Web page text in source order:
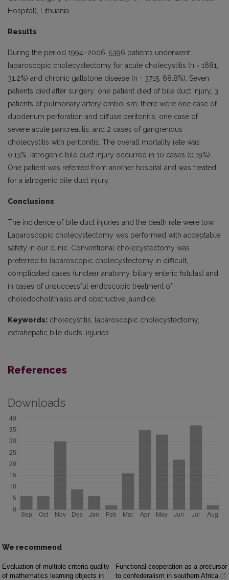
Hospital), Lithuania.
Results
During the period 1994–2006, 5396 patients underwent
laparoscopic cholecystectomy for acute cholecystitis (n = 1681,
31.2%) and chronic gallstone disease (n = 3715, 68.8%). Seven
patients died after surgery: one patient died of bile duct injury, 3
patients of pulmonary artery embolism; there were one case of
duodenum perforation and diffuse peritonitis, one case of
severe acute pancreatitis, and 2 cases of gangrenous
cholecystitis with peritonitis. The overall mortality rate was
0.13%. Iatrogenic bile duct injury occurred in 10 cases (0.19%).
One patient was referred from another hospital and was treated
for a iatrogenic bile duct injury.
Conclusions
The incidence of bile duct injuries and the death rate were low.
Laparoscopic cholecystectomy was performed with acceptable
safety in our clinic. Conventional cholecystectomy was
preferred to laparoscopic cholecystectomy in difficult,
complicated cases (unclear anatomy, biliary enteric fistulas) and
in cases of unsuccessful endoscopic treatment of
choledocholithiasis and obstructive jaundice.
Keywords: cholecystitis, laparoscopic cholecystectomy,
extrahepatic bile ducts, injuries
References
Downloads
We recommend
Evaluation of multiple criteria quality
of mathematics learning objects in
Functional cooperation as a precursor
to confederalism in southern Africa